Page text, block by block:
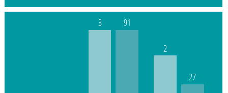
3 91
2
27